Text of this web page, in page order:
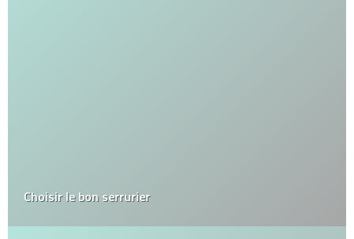
Choisir le bon serrurier